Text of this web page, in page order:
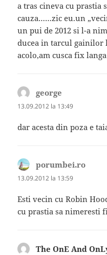
a tras cineva cu prastia
cauza……zic eu.un
un pui de 2012 si l-a
ducea in tarcul gainilor
acolo,am cusca fix
george
13.09.2012 la 13:49
dar acesta din poza e
porumbei.ro
13.09.2012 la 13:59
Esti vecin cu Robin
cu prastia sa nimeresti
The OnE And